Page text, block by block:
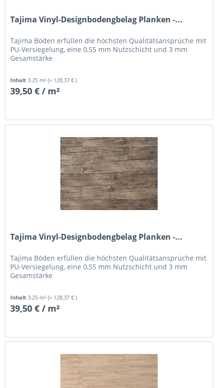
Tajima Vinyl-Designbodengbelag Planken -...
Tajima Böden erfüllen die höchsten Qualitätsansprüche mit
PU-Versiegelung, eine 0,55 mm Nutzschicht und 3 mm
Gesamstärke
Inhalt3.25 m²(= 128,37 € )
39,50 € / m²
Tajima Vinyl-Designbodengbelag Planken -...
Tajima Böden erfüllen die höchsten Qualitätsansprüche mit
PU-Versiegelung, eine 0,55 mm Nutzschicht und 3 mm
Gesamstärke
Inhalt 3.25 m²(= 128,37 € )
39,50 € / m²